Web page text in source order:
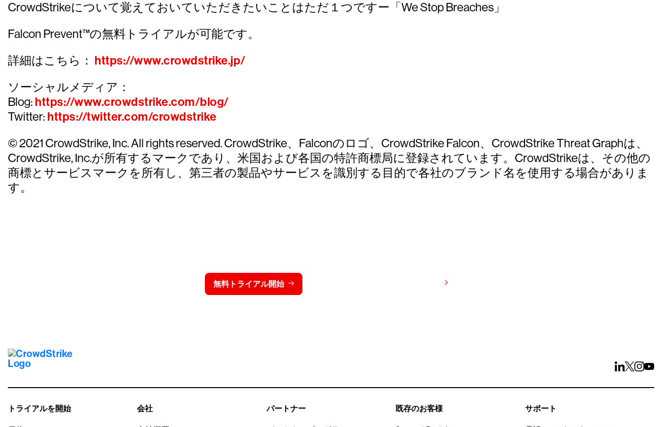
CrowdStrikeについて覚えておいていただきたいことはただ１つですー「We Stop Breaches」
Falcon Prevent™の無料トライアルが可能です。
詳細はこちら： https://www.crowdstrike.jp/
ソーシャルメディア：
Blog: https://www.crowdstrike.com/blog/
Twitter: https://twitter.com/crowdstrike
© 2021 CrowdStrike, Inc. All rights reserved. CrowdStrike、Falconのロゴ、CrowdStrike Falcon、CrowdStrike Threat Graphは、
CrowdStrike, Inc.が所有するマークであり、米国および各国の特許商標局に登録されています。CrowdStrikeは、その他の
商標とサービスマークを所有し、第三者の製品やサービスを識別する目的で各社のブランド名を使用する場合がありま
す。
無料トライアル開始
トライアルを開始 会社 パートナー 既存のお客様 サポート